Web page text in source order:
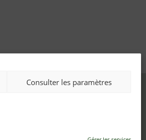
Consulter les paramètres